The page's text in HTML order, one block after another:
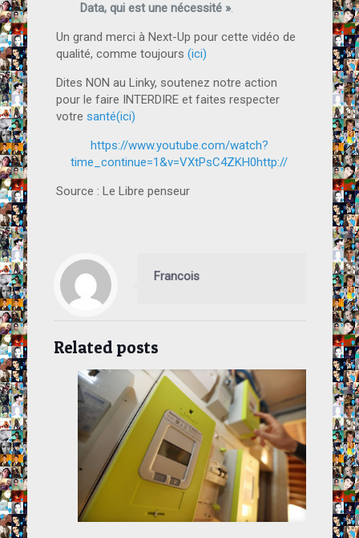
Data, qui est une nécessité ».
Un grand merci à Next-Up pour cette vidéo de
qualité, comme toujours (ici)
Dites NON au Linky, soutenez notre action
pour le faire INTERDIRE et faites respecter
votre santé(ici)
https://www.youtube.com/watch?
time_continue=1&v=VXtPsC4ZKH0http://
Source : Le Libre penseur
Francois
Related posts